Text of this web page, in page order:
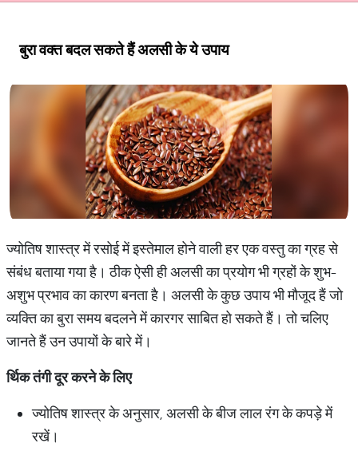
बुरा वक्त बदल सकते हैं अलसी के ये उपाय
ज्योतिष शास्त्र में रसोई में इस्तेमाल होने वाली हर एक वस्तु का ग्रह से
संबंध बताया गया है। ठीक ऐसी ही अलसी का प्रयोग भी ग्रहों के शुभ-
अशुभ प्रभाव का कारण बनता है। अलसी के कुछ उपाय भी मौजूद हैं जो
व्यक्ति का बुरा समय बदलने में कारगर साबित हो सकते हैं। तो चलिए
जानते हैं उन उपायों के बारे में।
र्थिक तंगी दूर करने के लिए
ज्योतिष शास्त्र के अनुसार, अलसी के बीज लाल रंग के कपड़े में
रखें।